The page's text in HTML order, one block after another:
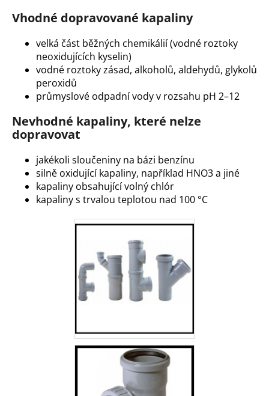
Vhodné dopravované kapaliny
velká část běžných chemikálií (vodné roztoky
neoxidujících kyselin)
vodné roztoky zásad, alkoholů, aldehydů, glykolů
peroxidů
průmyslové odpadní vody v rozsahu pH 2–12
Nevhodné kapaliny, které nelze
dopravovat
jakékoli sloučeniny na bázi benzínu
silně oxidující kapaliny, například HNO3 a jiné
kapaliny obsahující volný chlór
kapaliny s trvalou teplotou nad 100 °C